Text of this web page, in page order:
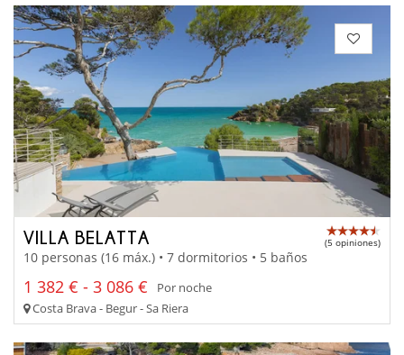
VILLA BELATTA (5 opiniones)
10 personas (16 máx.) • 7 dormitorios • 5 baños
1 382 € - 3 086 €
Por noche
Costa Brava - Begur - Sa Riera